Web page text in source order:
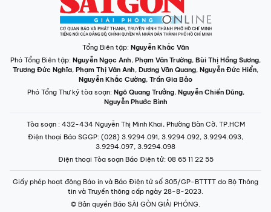
Tổng Biên tập: Nguyễn Khắc Văn
Phó Tổng Biên tập: Nguyễn Ngọc Anh, Phạm Văn Trường, Bùi Thị Hồng Sương,
Trương Đức Nghĩa, Phạm Thị Vân Anh, Dương Văn Quang, Nguyễn Đức Hiển,
Nguyễn Khắc Cường, Trần Gia Bảo
Phó Tổng Thư ký tòa soạn: Ngô Quang Trưởng, Nguyễn Chiến Dũng,
Nguyễn Phước Bình
Tòa soạn : 432-434 Nguyễn Thị Minh Khai, Phường Bàn Cờ, TP.HCM
Điện thoại Báo SGGP: (028) 3.9294.091, 3.9294.092, 3.9294.093,
3.9294.097, 3.9294.098
Điện thoại Tòa soạn Báo Điện tử: 08 65 11 22 55
Giấy phép hoạt động Báo in và Báo Điện tử số 305/GP-BTTTT do Bộ Thông
tin và Truyền thông cấp ngày 28-8-2023.
© Bản quyền Báo SÀI GÒN GIẢI PHÓNG.